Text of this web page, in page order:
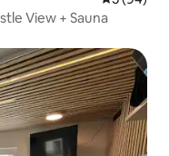
View + Sauna
„Odabrali gosti”